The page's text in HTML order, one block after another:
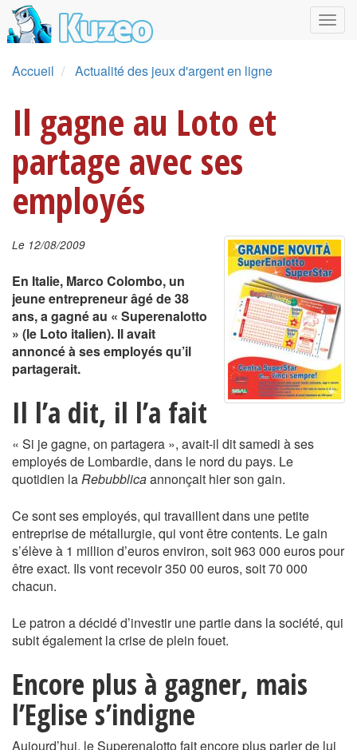
Accueil Actualité des jeux d'argent en ligne
Il gagne au Loto et
partage avec ses
employés
Le 12/08/2009
En Italie, Marco Colombo, un
jeune entrepreneur âgé de 38
ans, a gagné au « Superenalotto
» (le Loto italien). Il avait
annoncé à ses employés qu’il
partagerait.
Il l’a dit, il l’a fait
« Si je gagne, on partagera », avait-il dit samedi à ses
employés de Lombardie, dans le nord du pays. Le
quotidien laRebubblicaannonçait hier son gain.
Ce sont ses employés, qui travaillent dans une petite
entreprise de métallurgie, qui vont être contents. Le gain
s’élève à 1 million d’euros environ, soit 963 000 euros pour
être exact. Ils vont recevoir 350 00 euros, soit 70 000
chacun.
Le patron a décidé d’investir une partie dans la société, qui
subit également la crise de plein fouet.
Encore plus à gagner, mais
l’Eglise s’indigne
Aujourd’hui, le Superenalotto fait encore plus parler de lui